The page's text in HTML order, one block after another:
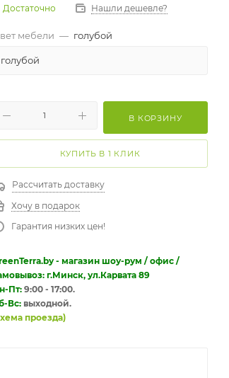
Достаточно Нашли дешевле?
мебели — голубой
голубой
В КОРЗИНУ
КУПИТЬ В 1 КЛИК
Рассчитать доставку
Хочу в подарок
Гарантия низких цен!
- магазин шоу-рум / офис /
г.Минск, ул.Карвата 89
Пт:9:00 - 17:00.
Вс: выходной.
проезда)